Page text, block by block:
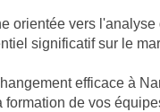
vers
significatif sur le
efficace à
de vos